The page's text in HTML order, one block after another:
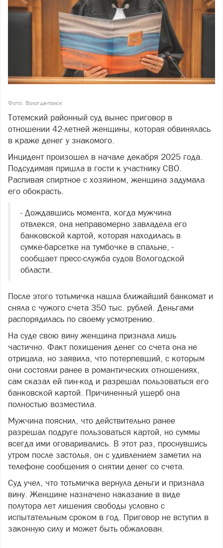
Фото: Вологда-поиск
Тотемский районный суд вынес приговор в
отношении 42-летней женщины, которая обвинялась
в краже денег у знакомого.
Инцидент произошел в начале декабря 2025 года.
Подсудимая пришла в гости к участнику СВО.
Распивая спиртное с хозяином, женщина задумала
его обокрасть.
- Дождавшись момента, когда мужчина
отвлекся, она неправомерно завладела его
банковской картой, которая находилась в
сумке-барсетке на тумбочке в спальне, -
сообщает пресс-служба судов Вологодской
области.
После этого тотьмичка нашла ближайший банкомат и
сняла с чужого счета 350 тыс. рублей. Деньгами
распорядилась по своему усмотрению.
На суде свою вину женщина признала лишь
частично. Факт похищения денег со счета она не
отрицала, но заявила, что потерпевший, с которым
они состояли ранее в романтических отношениях,
сам сказал ей пин-код и разрешал пользоваться его
банковской картой. Причиненный ущерб она
полностью возместила.
Мужчина пояснил, что действительно ранее
разрешал подруге пользоваться картой, но суммы
всегда ими оговаривались. В этот раз, проснувшись
утром после застолья, он с удивлением заметил на
телефоне сообщения о снятии денег со счета.
Суд учел, что тотьмичка вернула деньги и признала
вину. Женщине назначено наказание в виде
полутора лет лишения свободы условно с
испытательным сроком в год. Приговор не вступил в
законную силу и может быть обжалован.